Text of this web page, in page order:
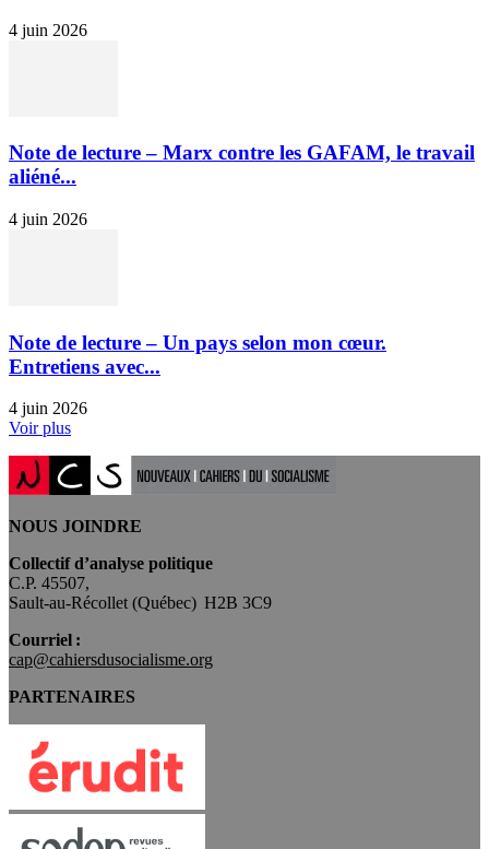
4 juin 2026
Note de lecture – Marx contre les GAFAM, le travail
aliéné...
4 juin 2026
Note de lecture – Un pays selon mon cœur.
Entretiens avec...
4 juin 2026
Voir plus
NOUS JOINDRE
Collectif d’analyse politique
C.P. 45507,
Sault-au-Récollet (Québec) H2B 3C9
Courriel :
cap@cahiersdusocialisme.org
PARTENAIRES